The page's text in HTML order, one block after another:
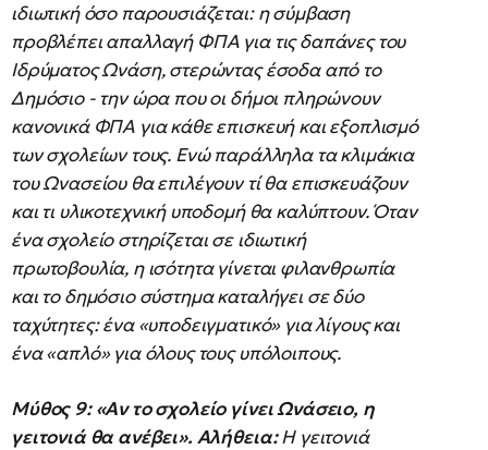
ιδιωτική όσο παρουσιάζεται: η σύμβαση
προβλέπει απαλλαγή ΦΠΑ για τις δαπάνες του
Ιδρύματος Ωνάση, στερώντας έσοδα από το
Δημόσιο - την ώρα που οι δήμοι πληρώνουν
κανονικά ΦΠΑ για κάθε επισκευή και εξοπλισμό
των σχολείων τους. Ενώ παράλληλα τα κλιμάκια
του Ωνασείου θα επιλέγουν τί θα επισκευάζουν
και τι υλικοτεχνική υποδομή θα καλύπτουν. Όταν
ένα σχολείο στηρίζεται σε ιδιωτική
πρωτοβουλία, η ισότητα γίνεται φιλανθρωπία
και το δημόσιο σύστημα καταλήγει σε δύο
ταχύτητες: ένα «υποδειγματικό» για λίγους και
ένα «απλό» για όλους τους υπόλοιπους.
Μύθος 9: «Αν το σχολείο γίνει Ωνάσειο, η
γειτονιά θα ανέβει». Αλήθεια:Η γειτονιά